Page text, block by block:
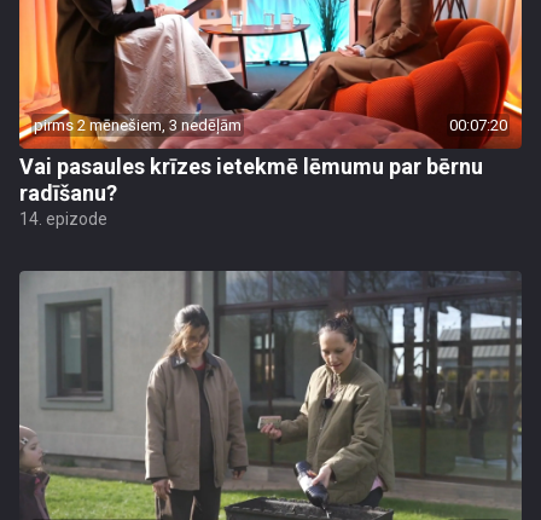
pirms 2 mēnešiem, 3 nedēļām 00:07:20
Vai pasaules krīzes ietekmē lēmumu par bērnu
radīšanu?
14. epizode